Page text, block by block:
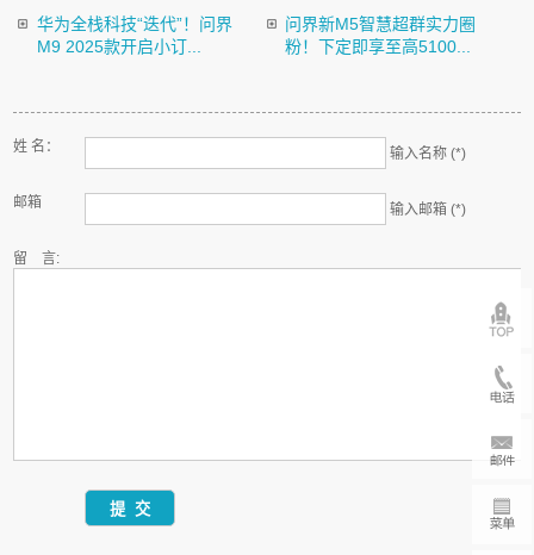
华为全栈科技“迭代”！问界
M9 2025款开启小订...
问界新M5智慧超群实力圈
粉！下定即享至高5100...
姓 名： 输入名称 (*)
邮箱 输入邮箱 (*)
留 言: